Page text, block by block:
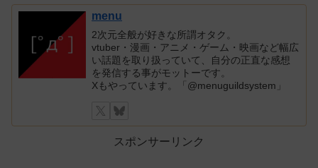
menu
2次元全般が好きな所謂オタク。
vtuber・漫画・アニメ・ゲーム・映画など幅広
い話題を取り扱っていて、自分の正直な感想
を発信する事がモットーです。
Xもやっています。「@menuguildsystem」
スポンサーリンク